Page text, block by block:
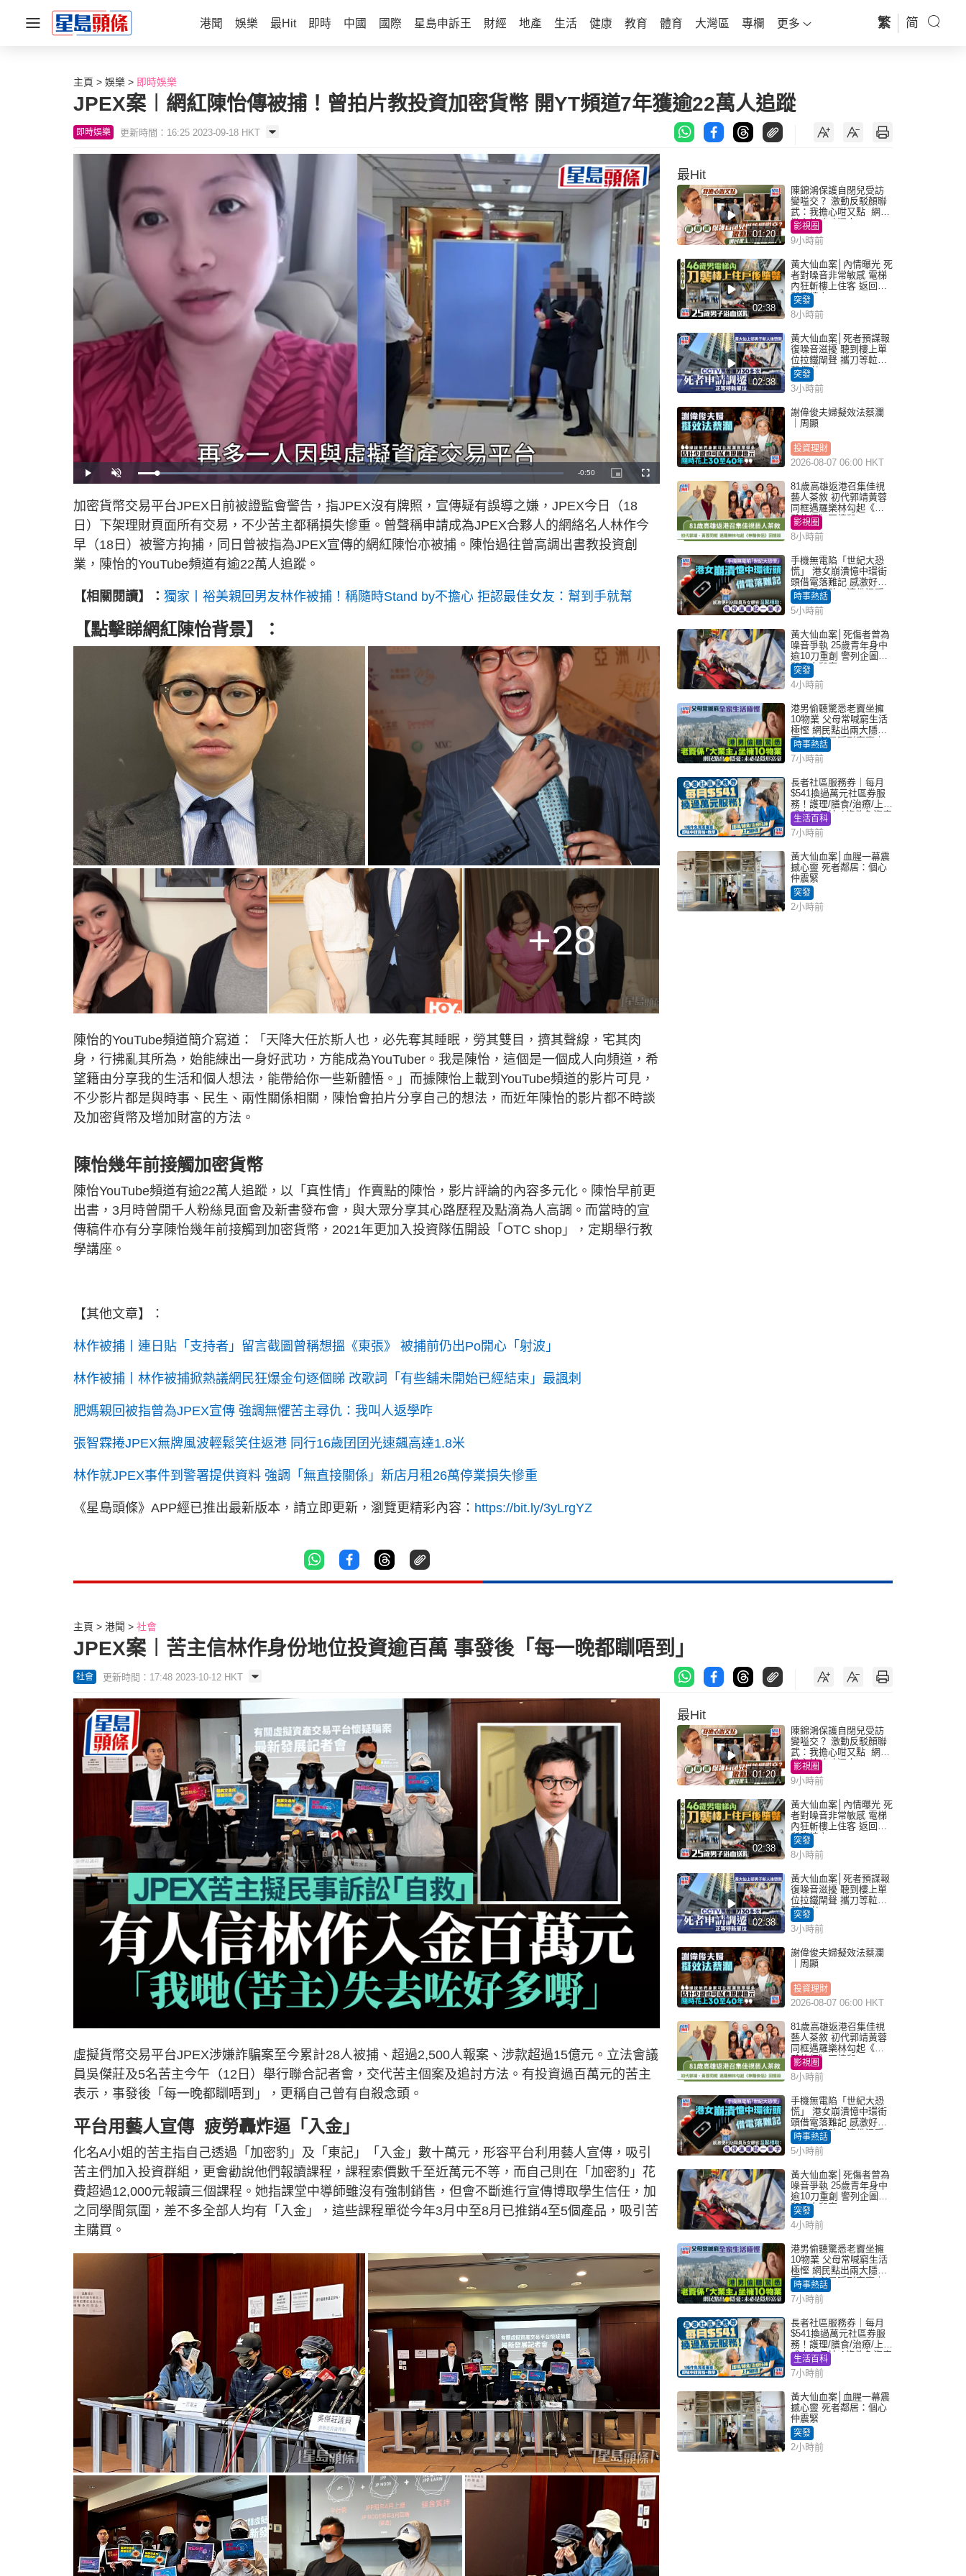
港聞 娛樂 最Hit 即時 中國 國際 星島申訴王 財經 地產 生活 健康 教育 體育 大灣區 專欄 更多 繁 简
主頁 娛樂 即時娛樂
JPEX案︱網紅陳怡傳被捕！曾拍片教投資加密貨幣 開YT頻道7年獲逾22萬人追蹤
即時娛樂 更新時間：16:25 2023-09-18 HKT
P
l
U
n
u
t
e
L
o
e
:
8
5
.
2
R
a
i
g
m
-0:50
P
i
u
e
-
n
-
r
e
F
u
e
加密貨幣交易平台JPEX日前被證監會警告，指JPEX沒有牌照，宣傳疑有誤導之嫌，JPEX今日（18
日）下架理財頁面所有交易，不少苦主都稱損失慘重。曾聲稱申請成為JPEX合夥人的網絡名人林作今
早（18日）被警方拘捕，同日曾被指為JPEX宣傳的網紅陳怡亦被捕。陳怡過往曾高調出書教投資創
業，陳怡的YouTube頻道有逾22萬人追蹤。
【相關閱讀】： 獨家丨裕美親回男友林作被捕！稱隨時Stand by不擔心 拒認最佳女友：幫到手就幫
【點擊睇網紅陳怡背景】：
+28
陳怡的YouTube頻道簡介寫道：「天降大任於斯人也，必先奪其睡眠，勞其雙目，擠其聲線，宅其肉
身，行拂亂其所為，始能練出一身好武功，方能成為YouTuber。我是陳怡，這個是一個成人向頻道，希
望籍由分享我的生活和個人想法，能帶給你一些新體悟。」而據陳怡上載到YouTube頻道的影片可見，
不少影片都是與時事、民生、兩性關係相關，陳怡會拍片分享自己的想法，而近年陳怡的影片都不時談
及加密貨幣及增加財富的方法。
陳怡幾年前接觸加密貨幣
陳怡YouTube頻道有逾22萬人追蹤，以「真性情」作賣點的陳怡，影片評論的內容多元化。陳怡早前更
出書，3月時曾開千人粉絲見面會及新書發布會，與大眾分享其心路歷程及點滴為人高調。而當時的宣
傳稿件亦有分享陳怡幾年前接觸到加密貨幣，2021年更加入投資隊伍開設「OTC shop」，定期舉行教
學講座。
【其他文章】：
林作被捕丨連日貼「支持者」留言截圖曾稱想搵《東張》 被捕前仍出Po開心「射波」
林作被捕丨林作被捕掀熱議網民狂爆金句逐個睇 改歌詞「有些舖未開始已經結束」最諷刺
肥媽親回被指曾為JPEX宣傳 強調無懼苦主尋仇：我叫人返學咋
張智霖捲JPEX無牌風波輕鬆笑住返港 同行16歲囝囝光速飆高達1.8米
林作就JPEX事件到警署提供資料 強調「無直接關係」新店月租26萬停業損失慘重
《星島頭條》APP經已推出最新版本，請立即更新，瀏覽更精彩內容： https://bit.ly/3yLrgYZ
最Hit
01:20
陳錦鴻保護自閉兒受訪
變嗌交？ 激動反駁顏聯
武：我擔心咁又點 網民
批主持咄咄逼人
影視圈
9小時前
02:38
黃大仙血案│內情曝光 死
者對噪音非常敏感 電梯
內狂斬樓上住客 返回住
所墮樓亡
突發
8小時前
02:38
黃大仙血案│死者預謀報
復噪音滋擾 聽到樓上單
位拉鐵閘聲 攜刀等𨋢伏
擊傷者
突發
3小時前
謝偉俊夫婦擬效法蔡瀾
｜周顯
投資理財
2026-08-07 06:00 HKT
81歲高雄返港召集佳視
藝人茶敘 初代郭靖黃蓉
同框遇羅樂林勾起《神
鵰俠侶》回憶殺
影視圈
8小時前
手機無電陷「世紀大恐
慌」 港女崩潰憶中環街
頭借電落難記 感激好心
人溫馨相助：這份溫暖
記一輩子｜Juicy叮
時事熱話
5小時前
黃大仙血案│死傷者曾為
噪音爭執 25歲青年身中
逾10刀重創 警列企圖謀
殺及自殺案
突發
4小時前
港男偷聽驚悉老竇坐擁
10物業 父母常喊窮生活
極慳 網民點出兩大隱
憂：未必是隱形富豪｜
Juicy叮
時事熱話
7小時前
長者社區服務券｜每月
$541換過萬元社區券服
務！護理/膳食/治療/上門
或中心任揀 1條件免資產
審查（附申請資格及教
學）
生活百科
7小時前
黃大仙血案│血腥一幕震
撼心靈 死者鄰居：個心
仲震緊
突發
2小時前
主頁 港聞 社會
JPEX案︱苦主信林作身份地位投資逾百萬 事發後「每一晚都瞓唔到」
社會 更新時間：17:48 2023-10-12 HKT
虛擬貨幣交易平台JPEX涉嫌詐騙案至今累計28人被捕、超過2,500人報案、涉款超過15億元。立法會議
員吳傑莊及5名苦主今午（12日）舉行聯合記者會，交代苦主個案及追討方法。有投資過百萬元的苦主
表示，事發後「每一晚都瞓唔到」，更稱自己曾有自殺念頭。
平台用藝人宣傳 疲勞轟炸逼「入金」
化名A小姐的苦主指自己透過「加密豹」及「東記」「入金」數十萬元，形容平台利用藝人宣傳，吸引
苦主們加入投資群組，更會勸說他們報讀課程，課程索價數千至近萬元不等，而自己則在「加密豹」花
費超過12,000元報讀三個課程。她指課堂中導師雖沒有強制銷售，但會不斷進行宣傳博取學生信任，加
之同學間氛圍，差不多全部人均有「入金」，這些課程單從今年3月中至8月已推銷4至5個產品，吸引苦
主購買。
最Hit
01:20
陳錦鴻保護自閉兒受訪
變嗌交？ 激動反駁顏聯
武：我擔心咁又點 網民
批主持咄咄逼人
影視圈
9小時前
02:38
黃大仙血案│內情曝光 死
者對噪音非常敏感 電梯
內狂斬樓上住客 返回住
所墮樓亡
突發
8小時前
02:38
黃大仙血案│死者預謀報
復噪音滋擾 聽到樓上單
位拉鐵閘聲 攜刀等𨋢伏
擊傷者
突發
3小時前
謝偉俊夫婦擬效法蔡瀾
｜周顯
投資理財
2026-08-07 06:00 HKT
81歲高雄返港召集佳視
藝人茶敘 初代郭靖黃蓉
同框遇羅樂林勾起《神
鵰俠侶》回憶殺
影視圈
8小時前
手機無電陷「世紀大恐
慌」 港女崩潰憶中環街
頭借電落難記 感激好心
人溫馨相助：這份溫暖
記一輩子｜Juicy叮
時事熱話
5小時前
黃大仙血案│死傷者曾為
噪音爭執 25歲青年身中
逾10刀重創 警列企圖謀
殺及自殺案
突發
4小時前
港男偷聽驚悉老竇坐擁
10物業 父母常喊窮生活
極慳 網民點出兩大隱
憂：未必是隱形富豪｜
Juicy叮
時事熱話
7小時前
長者社區服務券｜每月
$541換過萬元社區券服
務！護理/膳食/治療/上門
或中心任揀 1條件免資產
審查（附申請資格及教
學）
生活百科
7小時前
黃大仙血案│血腥一幕震
撼心靈 死者鄰居：個心
仲震緊
突發
2小時前